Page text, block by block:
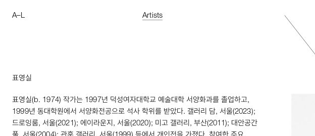
A–L Artists
표영실
표영실(b. 1974) 작가는 1997년 덕성여자대학교 예술대학 서양화과를 졸업하고,
1999년 동대학원에서 서양화전공으로 석사 학위를 받았다. 갤러리 담, 서울(2023);
드로잉룸, 서울(2021 ); 에이라운지, 서울(2020); 미고 갤러리, 부산(2011 ); 대안공간